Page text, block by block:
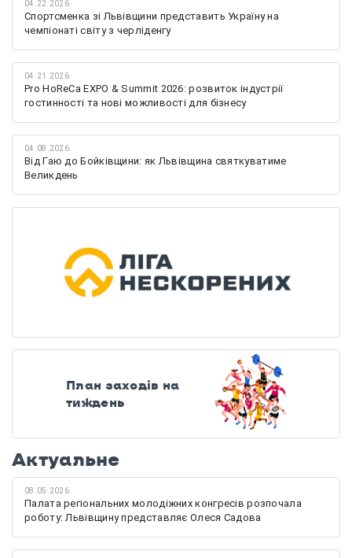
04.22.2026
Спортсменка зі Львівщини представить Україну на
чемпіонаті світу з черліденгу
04.21.2026
Pro HoReCa EXPO & Summit 2026: розвиток індустрії
гостинності та нові можливості для бізнесу
04.08.2026
Від Гаю до Бойківщини: як Львівщина святкуватиме
Великдень
План заходів на
тиждень
Актуальне
08.05.2026
Палата регіональних молодіжних конгресів розпочала
роботу: Львівщину представляє Олеся Садова